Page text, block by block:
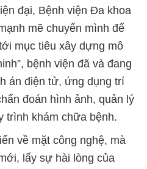
đại, Bệnh viện Đa khoa
mẽ chuyển mình để
mục tiêu xây dựng mô
bệnh viện đã và đang
án điện tử, ứng dụng trí
đoán hình ảnh, quản lý
trình khám chữa bệnh.
về mặt công nghệ, mà
lấy sự hài lòng của